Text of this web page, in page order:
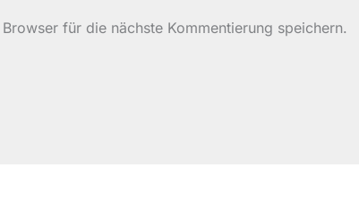
für die nächste Kommentierung speichern.